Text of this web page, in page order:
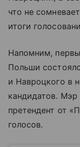
что не
итоги
Напомним,
Польши
и Навроцкого в
кандидатов. Мэр
претендент от
голосов.